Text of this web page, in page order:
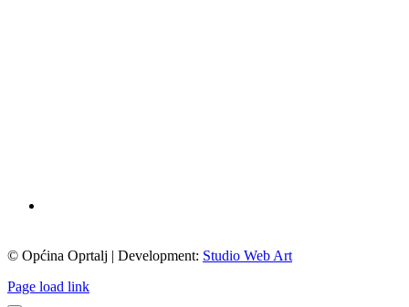
© Općina Oprtalj | Development: Studio Web Art
Page load link